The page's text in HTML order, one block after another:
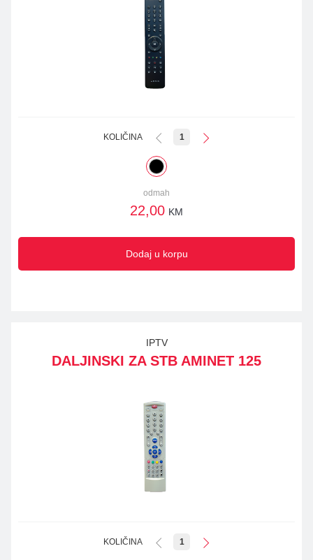
KOLIČINA 1
odmah
22,00 KM
Dodaj u korpu
IPTV
DALJINSKI ZA STB AMINET 125
KOLIČINA 1